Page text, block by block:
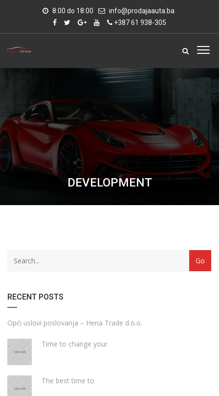
8:00 do 18:00
info@prodajaauta.ba
+387 61 938-305
DEVELOPMENT
RECENT POSTS
Opći uslovi poslovanja – Hena Trade d.o.o.
Time to change your
The best time to
drop
with